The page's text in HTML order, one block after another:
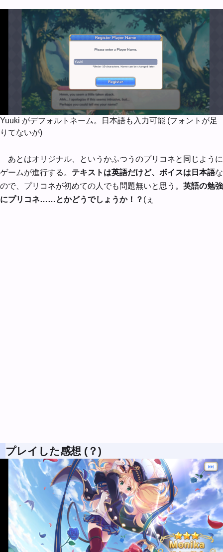
Yuuki がデフォルトネーム。日本語も入力可能 (フォントが足
りてないが)
あとはオリジナル、というかふつうのプリコネと同じように
ゲームが進行する。 テキストは英語だけど、ボイスは日本語な
ので、プリコネが初めての人でも問題無いと思う。 英語の勉強
にプリコネ……とかどうでしょうか！？ (ぇ
プレイした感想 (？)